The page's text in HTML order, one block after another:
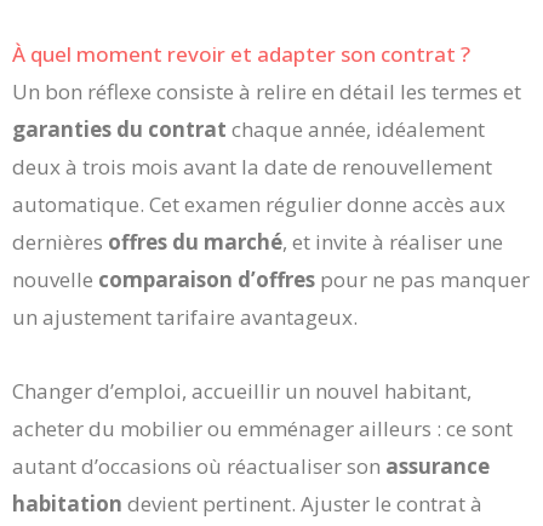
À quel moment revoir et adapter son contrat ?
Un bon réflexe consiste à relire en détail les termes et
garanties du contrat chaque année, idéalement
deux à trois mois avant la date de renouvellement
automatique. Cet examen régulier donne accès aux
dernières offres du marché, et invite à réaliser une
nouvelle comparaison d’offres pour ne pas manquer
un ajustement tarifaire avantageux.
Changer d’emploi, accueillir un nouvel habitant,
acheter du mobilier ou emménager ailleurs : ce sont
autant d’occasions où réactualiser son assurance
habitation devient pertinent. Ajuster le contrat à